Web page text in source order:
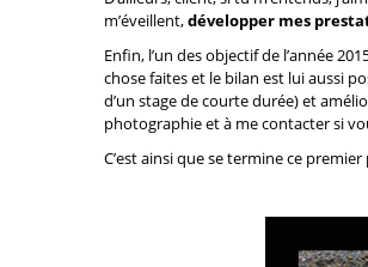
m’éveillent,développer mes
Enfin, l’un des objectif de l’année
chose faites et le bilan est lui aussi
d’un stage de courte durée) et
photographieet à me contacter si
C’est ainsi que se termine ce